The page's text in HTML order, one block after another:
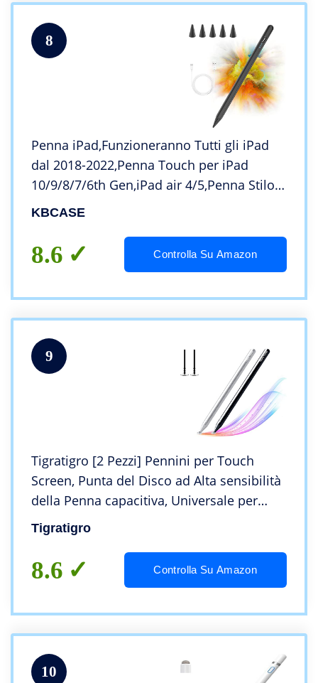
8
Penna iPad,Funzioneranno Tutti gli iPad
dal 2018-2022,Penna Touch per iPad
10/9/8/7/6th Gen,iPad air 4/5,Penna Stilo
per iPad Pro 11/12.9,iPad air
Ricambio
KBCASE
8.6 Controlla Su Amazon
9
Tigratigro [2 Pezzi] Pennini per Touch
Screen, Punta del Disco ad Alta sensibilità
della Penna capacitiva, Universale per
Apple/iPhone/iPad PRO/Mini/Air/Android
e Altri Touch Screen(Argento + Nero)
Tigratigro
8.6 Controlla Su Amazon
10